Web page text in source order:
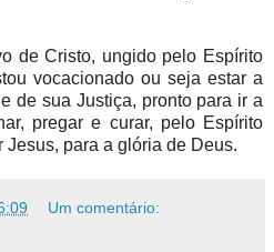
de Cristo, ungido pelo Espírito
vocacionado ou seja estar a
de sua Justiça, pronto para ir a
pregar e curar, pelo Espírito
Jesus, para a glória de Deus.
Um comentário: